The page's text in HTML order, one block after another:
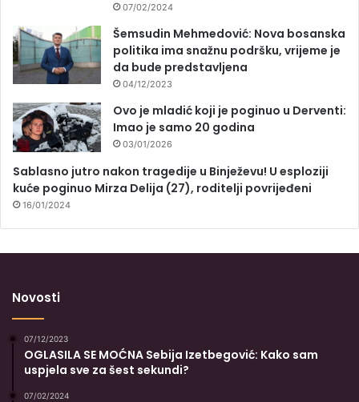
07/02/2024
Šemsudin Mehmedović: Nova bosanska
politika ima snažnu podršku, vrijeme je
da bude predstavljena
04/12/2023
Ovo je mladić koji je poginuo u Derventi:
Imao je samo 20 godina
03/01/2026
Sablasno jutro nakon tragedije u Binježevu! U esploziji
kuće poginuo Mirza Delija (27), roditelji povrijeđeni
16/01/2024
Novosti
07/12/2023
OGLASILA SE MOĆNA Sebija Izetbegović: Kako sam
uspjela sve za šest sekundi?
07/02/2024